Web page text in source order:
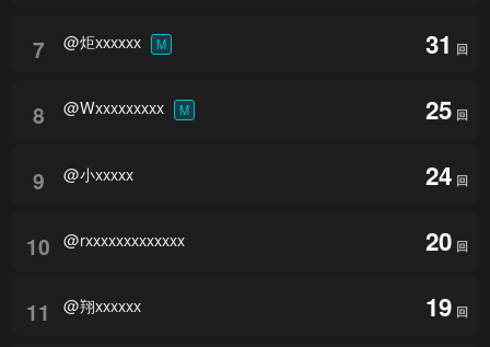
7 @炬xxxxxx M 31 回
8 @Wxxxxxxxxx M 25 回
9 @小xxxxx 24 回
10 @rxxxxxxxxxxxxx 20 回
11 @翔xxxxxx 19 回